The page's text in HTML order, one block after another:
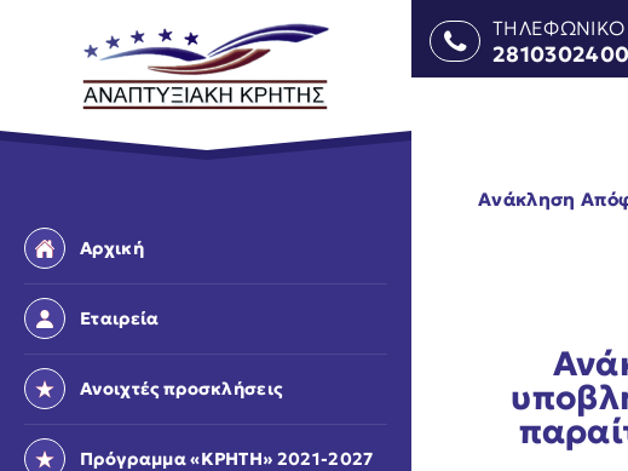
Αρχική
Εταιρεία
Ανοιχτές προσκλήσεις
Πρόγραμμα «ΚΡΗΤΗ» 2021-2027
2810302400
Ανάκληση